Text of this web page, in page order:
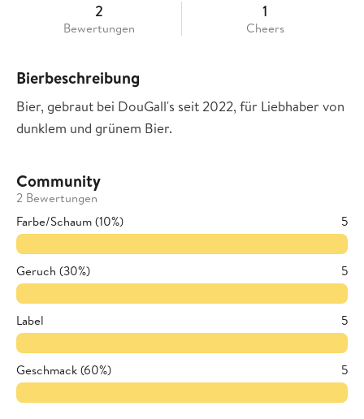
2
Bewertungen
1
Cheers
Bierbeschreibung
Bier, gebraut bei DouGall's seit 2022, für Liebhaber von
dunklem und grünem Bier.
Community
2 Bewertungen
Farbe/Schaum (10%)
5
Geruch (30%) 5
Label 5
Geschmack (60%) 5